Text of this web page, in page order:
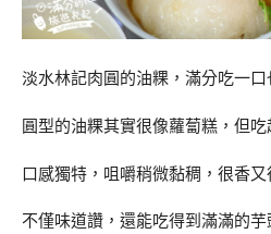
淡水林記肉圓的油粿，滿分吃一口
圓型的油粿其實很像蘿蔔糕，但
口感獨特，咀嚼稍微黏稠，很香又
不僅味道讚，還能吃得到滿滿的芋